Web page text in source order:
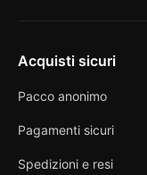
Acquisti sicuri
Pacco anonimo
Pagamenti sicuri
Spedizioni e resi